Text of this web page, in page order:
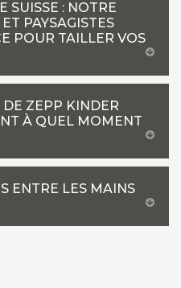
SUISSE : NOTRE
PAYSAGISTES
POUR TAILLER VOS
DE ZEPP KINDER
À QUEL MOMENT
ENTRE LES MAINS